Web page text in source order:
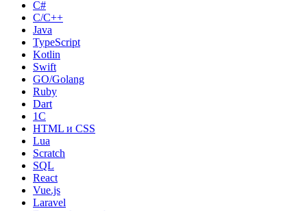
C#
С/C++
Java
TypeScript
Kotlin
Swift
GO/Golang
Ruby
Dart
1С
HTML и CSS
Lua
Scratch
SQL
React
Vue.js
Laravel